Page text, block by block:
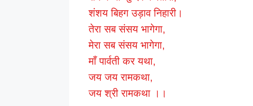
शंशय बिहग उड़ाव निहारी।
तेरा सब संसय भागेगा,
मेरा सब संसय भागेगा,
माँ पार्वती कर यथा,
जय जय रामकथा,
जय श्री रामकथा ।।